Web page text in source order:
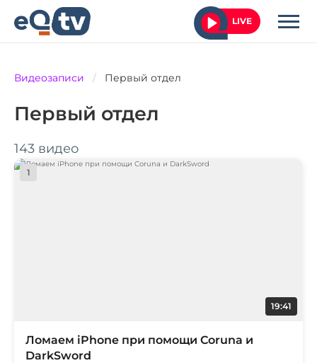
LIVE
Видеозаписи / Первый отдел
Первый отдел
143 видео
1
19:41
Ломаем iPhone при помощи Coruna и
DarkSword